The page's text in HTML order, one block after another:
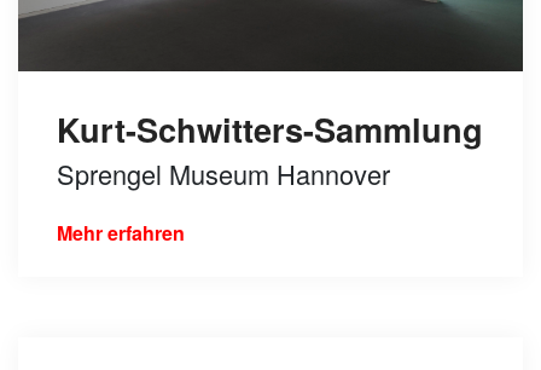
Kurt-Schwitters-Sammlung
Sprengel Museum Hannover
Mehr erfahren